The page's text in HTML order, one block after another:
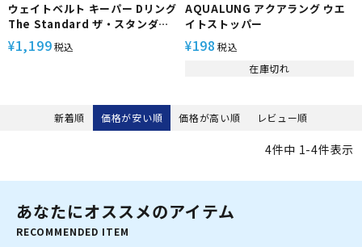
ウェイトベルト キーパー Dリング
The Standard ザ・スタンダー
ド ステンレス製 ダイビング アク
セサリー パーツ
¥1,199税込
AQUALUNG アクアラング ウエ
イトストッパー
¥198 税込
在庫切れ
新着順 価格が安い順 価格が高い順 レビュー順
4件中 1-4件表示
あなたにオススメのアイテム
RECOMMENDED ITEM